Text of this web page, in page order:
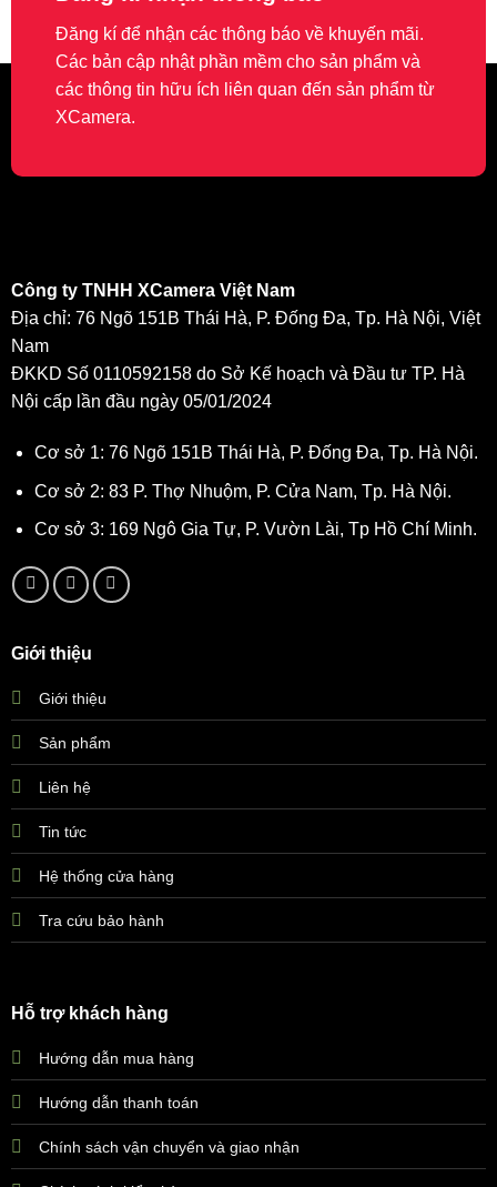
Đăng kí để nhận các thông báo về khuyến mãi.
Các bản cập nhật phần mềm cho sản phẩm và
các thông tin hữu ích liên quan đến sản phẩm từ
XCamera.
Công ty TNHH XCamera Việt Nam
Địa chỉ: 76 Ngõ 151B Thái Hà, P. Đống Đa, Tp. Hà Nội, Việt
Nam
ĐKKD Số 0110592158 do Sở Kế hoạch và Đầu tư TP. Hà
Nội cấp lần đầu ngày 05/01/2024
Cơ sở 1: 76 Ngõ 151B Thái Hà, P. Đống Đa, Tp. Hà Nội.
Cơ sở 2: 83 P. Thợ Nhuộm, P. Cửa Nam, Tp. Hà Nội.
Cơ sở 3: 169 Ngô Gia Tự, P. Vườn Lài, Tp Hồ Chí Minh.
Giới thiệu
Giới thiệu
Sản phẩm
Liên hệ
Tin tức
Hệ thống cửa hàng
Tra cứu bảo hành
Hỗ trợ khách hàng
Hướng dẫn mua hàng
Hướng dẫn thanh toán
Chính sách vận chuyển và giao nhận